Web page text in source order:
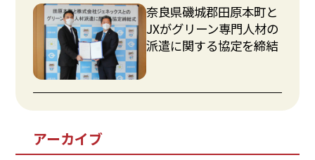
奈良県磯城郡田原本町と
JXがグリーン専門人材の
派遣に関する協定を締結
アーカイブ